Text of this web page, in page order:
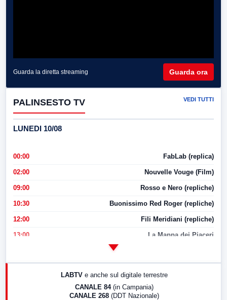
Guarda la diretta streaming Guarda ora
PALINSESTO TV VEDI TUTTI
LUNEDI 10/08
00:00 FabLab (replica)
02:00 Nouvelle Vouge (Film)
09:00 Rosso e Nero (repliche)
10:30 Buonissimo Red Roger (repliche)
12:00 Fili Meridiani (repliche)
13:00 La Mappa dei Piaceri
17:00 LabNews (replica)
LABTV e anche sul digitale terrestre
CANALE 84 (in Campania)
CANALE 268 (DDT Nazionale)